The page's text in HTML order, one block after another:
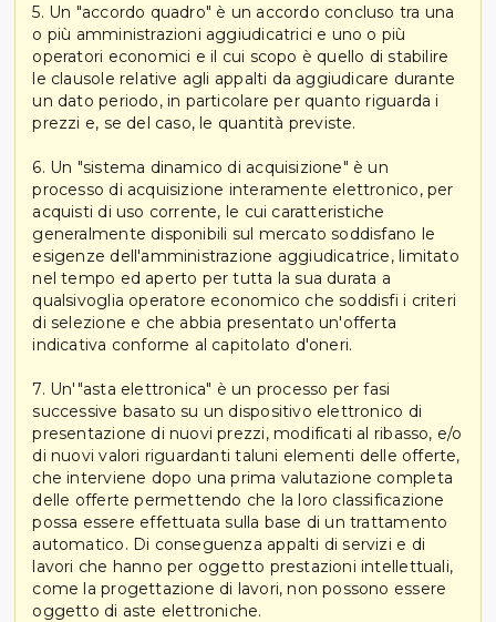
5. Un "accordo quadro" è un accordo concluso tra una
o più amministrazioni aggiudicatrici e uno o più
operatori economici e il cui scopo è quello di stabilire
le clausole relative agli appalti da aggiudicare durante
un dato periodo, in particolare per quanto riguarda i
prezzi e, se del caso, le quantità previste.
6. Un "sistema dinamico di acquisizione" è un
processo di acquisizione interamente elettronico, per
acquisti di uso corrente, le cui caratteristiche
generalmente disponibili sul mercato soddisfano le
esigenze dell'amministrazione aggiudicatrice, limitato
nel tempo ed aperto per tutta la sua durata a
qualsivoglia operatore economico che soddisfi i criteri
di selezione e che abbia presentato un'offerta
indicativa conforme al capitolato d'oneri.
7. Un'"asta elettronica" è un processo per fasi
successive basato su un dispositivo elettronico di
presentazione di nuovi prezzi, modificati al ribasso, e/o
di nuovi valori riguardanti taluni elementi delle offerte,
che interviene dopo una prima valutazione completa
delle offerte permettendo che la loro classificazione
possa essere effettuata sulla base di un trattamento
automatico. Di conseguenza appalti di servizi e di
lavori che hanno per oggetto prestazioni intellettuali,
come la progettazione di lavori, non possono essere
oggetto di aste elettroniche.